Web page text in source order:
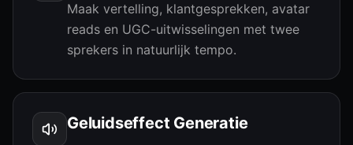
Maak vertelling, klantgesprekken, avatar
reads en UGC-uitwisselingen met twee
sprekers in natuurlijk tempo.
Geluidseffect Generatie